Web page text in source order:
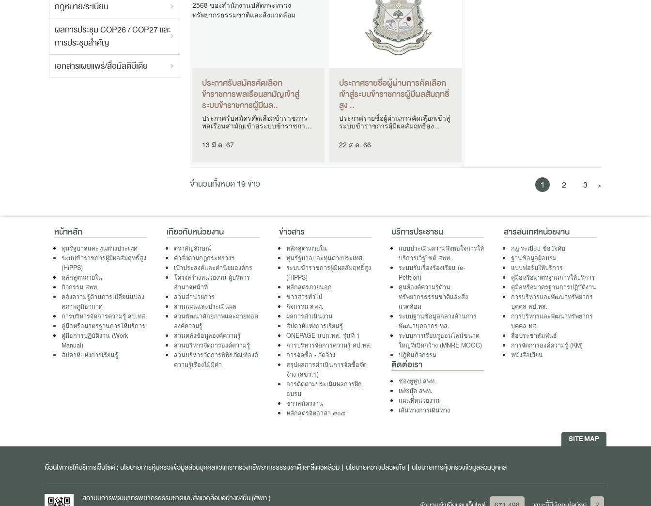
กฎหมาย/ระเบียบ
ผลการประชุม COP26 / COP27 และ
การประชุมสำคัญ
เอกสารเผยแพร่/สื่อมัลติมีเดีย
ประกาศรับสมัครคัดเลือก
ข้าราชการพลเรือนสามัญเข้าสู่
ระบบข้าราชการผู้มีผล..
ประกาศรับสมัครคัดเลือกข้าราชการ
พลเรือนสามัญเข้าสู่ระบบข้าราชการผู้
13 มี.ค. 67
ประกาศรายชื่อผู้ผ่านการคัดเลือก
เข้าสู่ระบบข้าราชการผู้มีผลสัมฤทธิ์
สูง ..
ประกาศรายชื่อผู้ผ่านการคัดเลือกเข้าสู่
ระบบข้าราชการผู้มีผลสัมฤทธิ์สูง ..
22 ส.ค. 66
จำนวนทั้งหมด 19 ข่าว 1 2 3 >
หน้าหลัก
ทุนรัฐบาลและทุนต่างประเทศ
ระบบข้าราชการผู้มีผลสัมฤทธิ์สูง
(HiPPS)
หลักสูตรภายใน
กิจกรรม สพท.
คลังความรู้ด้านการเปลี่ยนแปลง
สภาพภูมิอากาศ
การบริหารจัดการความรู้ สป.ทส.
คู่มือหรือมาตรฐานการให้บริการ
คู่มือการปฏิบัติงาน (Work
Manual)
สัปดาห์แห่งการเรียนรู้
เกียวกับหน่วยงาน
ตราสัญลักษณ์
คำสั่งตามกฎกระทรวงฯ
เป้าประสงค์และค่านิยมองค์กร
โครงสร้างหน่วยงาน ผู้บริหาร
อำนาจหน้าที่
ส่วนอำนวยการ
ส่วนแผนและประเมินผล
ส่วนพัฒนาศักยภาพและถ่ายทอด
องค์ความรู้
ส่วนคลังข้อมูลองค์ความรู้
ส่วนบริหารจัดการองค์ความรู้
ส่วนบริหารจัดการพิพิธภัณฑ์องค์
ความรู้เรื่องไม้มีค่า
ข่าวสาร
หลักสูตรภายใน
ทุนรัฐบาลและทุนต่างประเทศ
ระบบข้าราชการผู้มีผลสัมฤทธิ์สูง
(HiPPS)
หลักสูตรภายนอก
ข่าวสารทั่วไป
กิจกรรม สพท.
ผลการดำเนินงาน
สัปดาห์แห่งการเรียนรู้
ONEPAGE นบก.ทส. รุ่นที่ 1
การบริหารจัดการความรู้ สป.ทส.
การจัดซื้อ - จัดจ้าง
สรุปผลการดำเนินการจัดซื้อจัด
จ้าง (สขร.1)
การติดตามประเมินผลการฝึก
อบรม
ข่าวสมัครงาน
หลักสูตรจิตอาสา ๙๐๔
บริการประชาชน
แบบประเมินความพึงพอใจการให้
บริการเว็ฐไซต์ สพท.
ระบบรับเรื่องร้องเรียน (e-
Petition)
ศูนย์องค์ความรู้ด้าน
ทรัพยากรธรรมชาติและสิ่ง
แวดล้อม
ระบบฐานข้อมูลกลางด้านการ
พัฒนาบุคลากร ทส.
ระบบการเรียนรูออนไลน์ขนาด
ใหญ่ที่เปิดกว้าง (MNRE MOOC)
ปฎิทินกิจกรรม
สารสนเทศหน่วยงาน
กฎ ระเบียบ ข้อบังคับ
ฐานข้อมูลผู้อบรม
แบบฟอร์มให้บริการ
คู่มือหรือมาตรฐานการให้บริการ
คู่มือหรือมาตรฐานการปฏิบัติงาน
การบริหารและพัฒนาทรัพยากร
บุคคล สป.ทส.
การบริหารและพัฒนาทรัพยากร
บุคคล ทส.
สื่อประชาสัมพันธ์
การจัดการองค์ความรู้ (KM)
หนังสือเวียน
ติดต่อเรา
ช่องยูทูป สพท.
เฟซบุ๊ค สพท.
แผนที่หน่วยงาน
เส้นทางการเดินทาง
SITE MAP
เงื่อนไขการให้บริการเว็บไซต์ :นโยบายการคุ้มครองข้อมูลส่วนบุคคลของกระทรวงทรัพยากรธรรมชาติและสิ่งแวดล้อม | นโยบายความปลอดภัย | นโยบายการคุ้มครองข้อมูลส่วนบุคคล
สถาบันการพัฒนาทรัพยากรธรรมชาติและสิ่งแวดล้อมอย่างยั่งยืน (สพท.)